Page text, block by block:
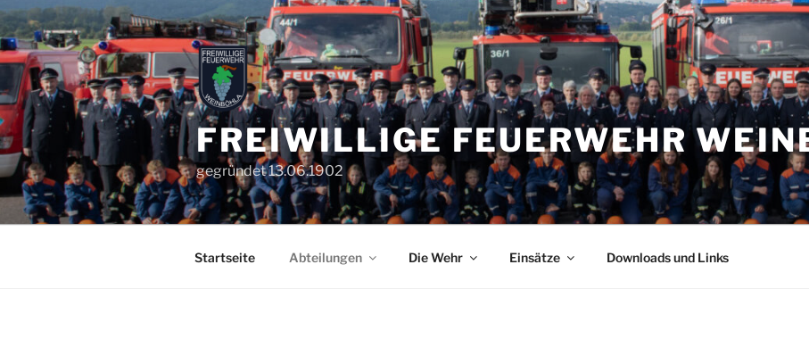
Zum
Inhalt
springen
FREIWILLIGE FEUERWEHR
gegründet 13.06.1902
Startseite Abteilungen Die Wehr Einsätze Downloads und Links